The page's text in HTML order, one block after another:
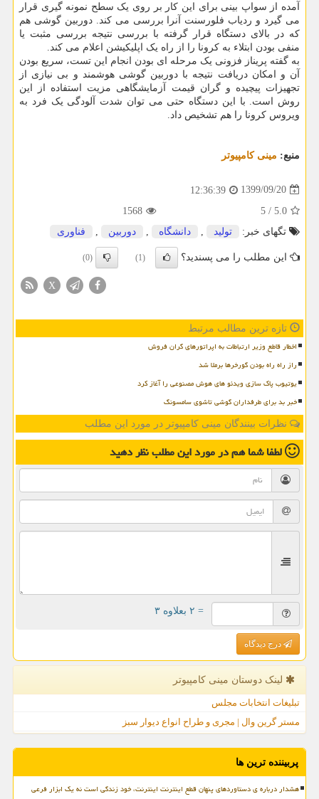
آمده از سواپ بینی برای این کار بر روی یک سطح نمونه گیری قرار
می گیرد و ردیاب فلورسنت آنرا بررسی می کند. دوربین گوشی هم
که در بالای دستگاه قرار گرفته با بررسی نتیجه بررسی مثبت یا
منفی بودن ابتلاء به کرونا را از راه یک اپلیکیشن اعلام می کند.
به گفته پریناز فزونی یک مرحله ای بودن انجام این تست، سریع بودن
آن و امکان دریافت نتیجه با دوربین گوشی هوشمند و بی نیازی از
تجهیزات پیچیده و گران قیمت آزمایشگاهی مزیت استفاده از این
روش است. با این دستگاه حتی می توان شدت آلودگی یک فرد به
ویروس کرونا را هم تشخیص داد.
منبع: مینی كامپیوتر
1399/09/20
12:36:39
5.0
/
5
1568
تگهای خبر:
تولید دانشگاه دوربین فناوری
این مطلب را می پسندید؟ (1)
(0)
X
تازه ترین مطالب مرتبط
اخطار قاطع وزیر ارتباطات به اپراتورهای گران فروش
راز راه راه بودن گورخرها برملا شد
یوتیوب پاک سازی ویدئو های هوش مصنوعی را آغاز کرد
خبر بد برای طرفداران گوشی تاشوی سامسونگ
نظرات بینندگان مینی کامپیوتر در مورد این مطلب
لطفا شما همدر مورد این مطلبنظر دهید
= ۲ بعلاوه ۳
درج دیدگاه
لینک دوستان مینی كامپیوتر
تبلیغات انتخابات مجلس
مستر گرین وال | مجری و طراح انواع دیوار سبز
پربیننده ترین ها
هشدار درباره ی دستاوردهای پنهان قطع اینترنت اینترنت، خود زندگی است نه یک ابزار فرعی